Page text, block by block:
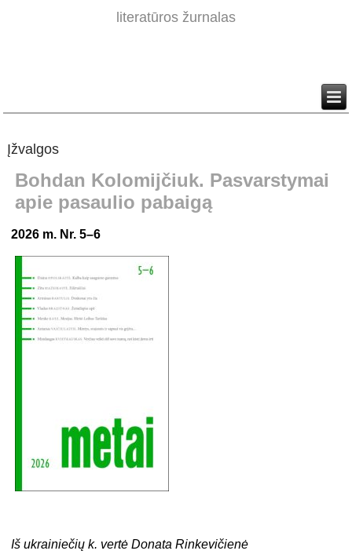
literatūros žurnalas
Įžvalgos
Bohdan Kolomijčiuk. Pasvarstymai
apie pasaulio pabaigą
2026 m. Nr. 5–6
Iš ukrainiečių k. vertė Donata Rinkevičienė